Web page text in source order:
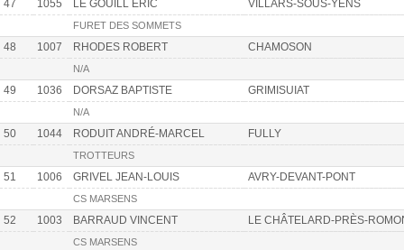
47 1055 LE GOUILL ERIC VILLARS-SOUS-YENS
FURET DES SOMMETS
48 1007 RHODES ROBERT CHAMOSON
N/A
49 1036 DORSAZ BAPTISTE GRIMISUIAT
N/A
50 1044 RODUIT ANDRÉ-MARCEL FULLY
TROTTEURS
51 1006 GRIVEL JEAN-LOUIS AVRY-DEVANT-PONT
CS MARSENS
52 1003 BARRAUD VINCENT LE CHÂTELARD-PRÈS-
CS MARSENS